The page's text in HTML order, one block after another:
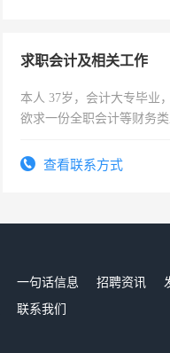
求职会计及相关工作
本人 37岁，会计大专毕业
欲求一份全职会计等财务
查看联系方式
一句话信息 招聘资讯
联系我们